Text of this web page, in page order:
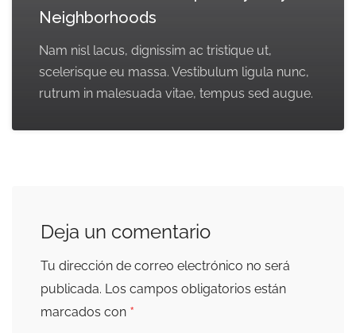
Neighborhoods
Nam nisl lacus, dignissim ac tristique ut,
scelerisque eu massa. Vestibulum ligula nunc,
rutrum in malesuada vitae, tempus sed augue.
Deja un comentario
Tu dirección de correo electrónico no será
publicada. Los campos obligatorios están
marcados con *